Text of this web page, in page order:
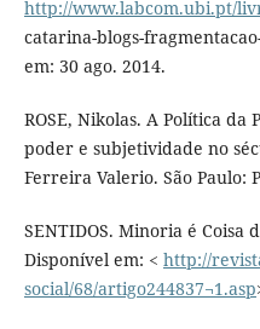
http://www.labcom.ubi.pt/
catarina-blogs-
em: 30 ago. 2014.
ROSE, Nikolas. A Política
poder e subjetividade no
Ferreira Valerio. São Paulo:
SENTIDOS. Minoria é Coisa
Disponível em: < http://
social/68/artigo244837¬1.asp